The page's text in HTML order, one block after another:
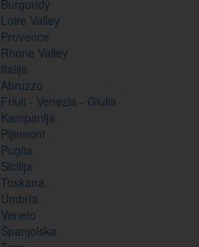
Burgundy
Loire Valley
Provence
Rhone Valley
Italija
Abruzzo
Friuli - Venezia - Giulia
Kampanija
Pijemont
Puglia
Sicilija
Toskana
Umbria
Veneto
Španjolska